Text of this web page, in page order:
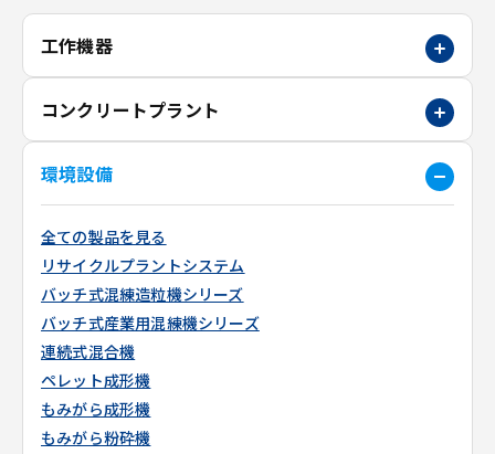
工作機器
コンクリートプラント
環境設備
全ての製品を見る
リサイクルプラントシステム
バッチ式混練造粒機シリーズ
バッチ式産業用混練機シリーズ
連続式混合機
ペレット成形機
もみがら成形機
もみがら粉砕機